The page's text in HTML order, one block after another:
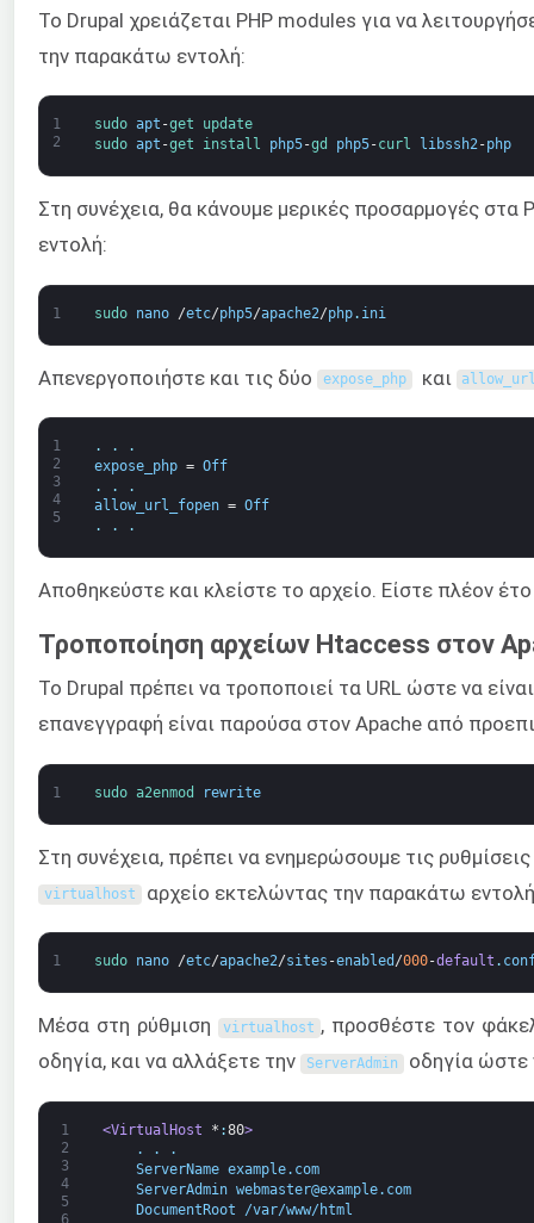
Το Drupal χρειάζεται PHP modules για να
την παρακάτω εντολή:
1
2
sudo apt -get
update
sudo apt -get install php5-gd php5-curl libssh2-php
Στη συνέχεια, θα κάνουμε μερικές προσαρμογές
εντολή:
1 sudo nano /etc/php5/apache2/php. ini
Απενεργοποιήστε και τις δύο expose_php και
1
2
3
4
5
. .
.
expose_php = Off
.
.
.
allow_url_fopen = Off
.
. .
Αποθηκεύστε και κλείστε το αρχείο. Είστε πλέον
Τροποποίηση αρχείων Htaccess στον
Το Drupal πρέπει να τροποποιεί τα URL ώστε να
επανεγγραφή είναι παρούσα στον Apache από
1 sudo a2enmod rewrite
Στη συνέχεια, πρέπει να ενημερώσουμε τις
virtualhost αρχείο εκτελώντας την παρακάτω
1 sudo nano /etc/apache2/sites -enabled /000-default .
Μέσα στη ρύθμιση virtualhost , προσθέστε τον
οδηγία, και να αλλάξετε την
ServerAdmin οδηγία ώστε
1
2
3
4
5
6
<VirtualHost * :80>
. . .
ServerName example.com
ServerAdmin webmaster@example.com
DocumentRoot /var/www/html